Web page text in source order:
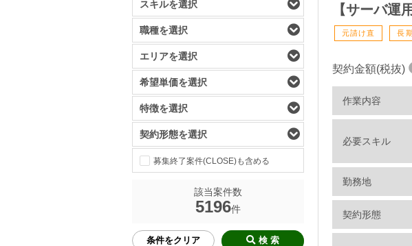
スキルを選択
職種を選択
エリアを選択
希望単価を選択
特徴を選択
契約形態を選択
募集終了案件(CLOSE)も含める
該当案件数
5196件
条件をクリア 検 索
【サーバ運
元請け直 長
契約金額(税抜)
作業内容
必要スキル
勤務地
契約形態